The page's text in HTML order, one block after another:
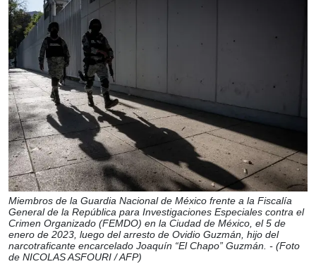
Miembros de la Guardia Nacional de México frente a la Fiscalía
General de la República para Investigaciones Especiales contra el
Crimen Organizado (FEMDO) en la Ciudad de México, el 5 de
enero de 2023, luego del arresto de Ovidio Guzmán, hijo del
narcotraficante encarcelado Joaquín “El Chapo” Guzmán. - (Foto
de NICOLAS ASFOURI / AFP)